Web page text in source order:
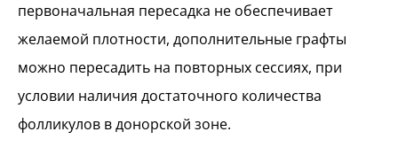
первоначальная пересадка не обеспечивает
желаемой плотности, дополнительные графты
можно пересадить на повторных сессиях, при
условии наличия достаточного количества
фолликулов в донорской зоне.